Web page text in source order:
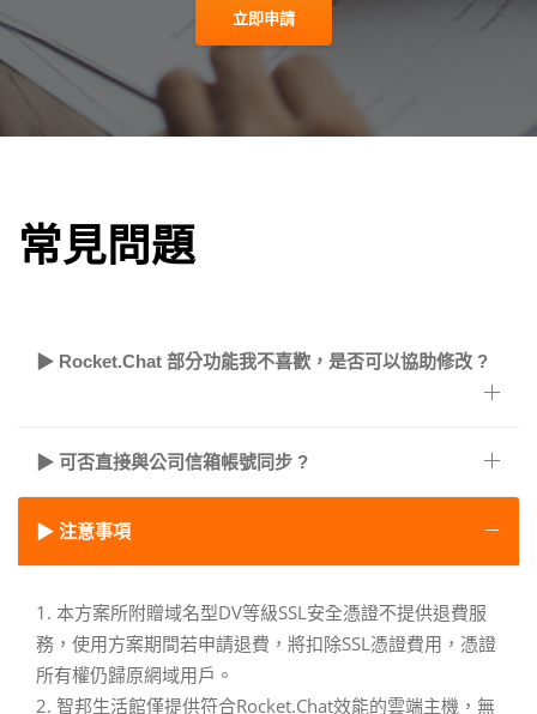
立即申請
常見問題
▶ Rocket.Chat 部分功能我不喜歡，是否可以協助修改 ?
▶ 可否直接與公司信箱帳號同步 ?
▶ 注意事項
1. 本方案所附贈域名型DV等級SSL安全憑證不提供退費服
務，使用方案期間若申請退費，將扣除SSL憑證費用，憑證
所有權仍歸原網域用戶。
2. 智邦生活館僅提供符合Rocket.Chat效能的雲端主機，無